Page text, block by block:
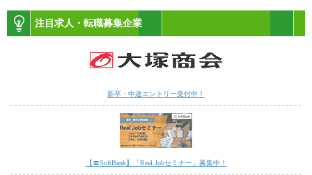
注目求人・転職募集企業
新卒・中途エントリー受付中！
【〓SoftBank】「Real Jobセミナー」募集中！